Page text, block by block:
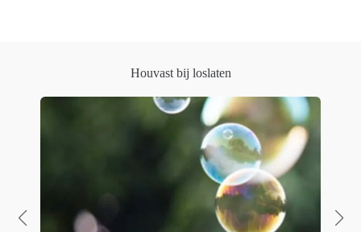
Houvast bij loslaten